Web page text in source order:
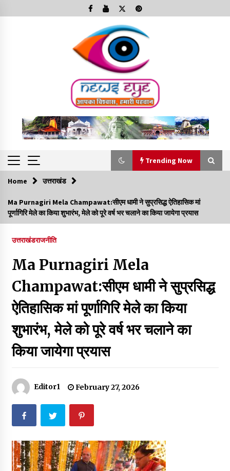
to
Trending Now
Trending Now
Minorities Rights Day : विश्व अल्पसंख्यक अधिकार दिवस
कार्यक्रम में शामिल हुए सीएम,आधुनिक मदरसों का नाम अब्दुल कलाम के नाम
Thought Of The Day 7 September
September 7, 2023
Thought Of The Day 6 September
September 6, 2023
Thought Of The Day 18 May
Thought Of The Day 17 May
May 17, 2022
Thought Of The Day 16 May
May 16, 2022
Home उत्तराखंड
Ma Purnagiri Mela Champawat:सीएम धामी ने सुप्रसिद्ध ऐतिहासिक मां
पूर्णागिरि मेले का किया शुभारंभ, मेले को पूरे वर्ष भर चलाने का किया जायेगा प्रयास
उत्तराखंडराजनीति
Ma Purnagiri Mela
Champawat:सीएम धामी ने सुप्रसिद्ध
ऐतिहासिक मां पूर्णागिरि मेले का किया
शुभारंभ, मेले को पूरे वर्ष भर चलाने का
किया जायेगा प्रयास
Editor1 February 27, 2026